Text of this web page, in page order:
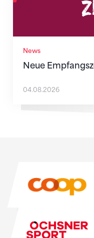
News
Neue
04.08.2026